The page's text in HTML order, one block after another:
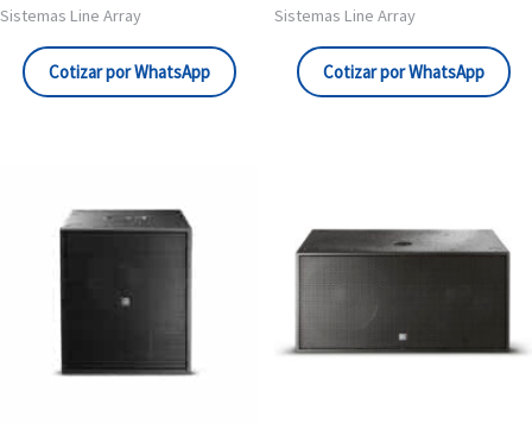
Sistemas Line Array
Cotizar por WhatsApp
Sistemas Line Array
Cotizar por WhatsApp